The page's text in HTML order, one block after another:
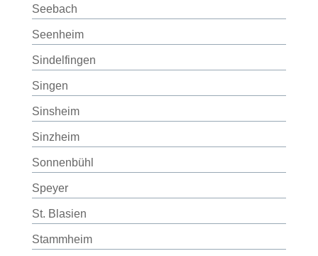
Seebach
Seenheim
Sindelfingen
Singen
Sinsheim
Sinzheim
Sonnenbühl
Speyer
St. Blasien
Stammheim